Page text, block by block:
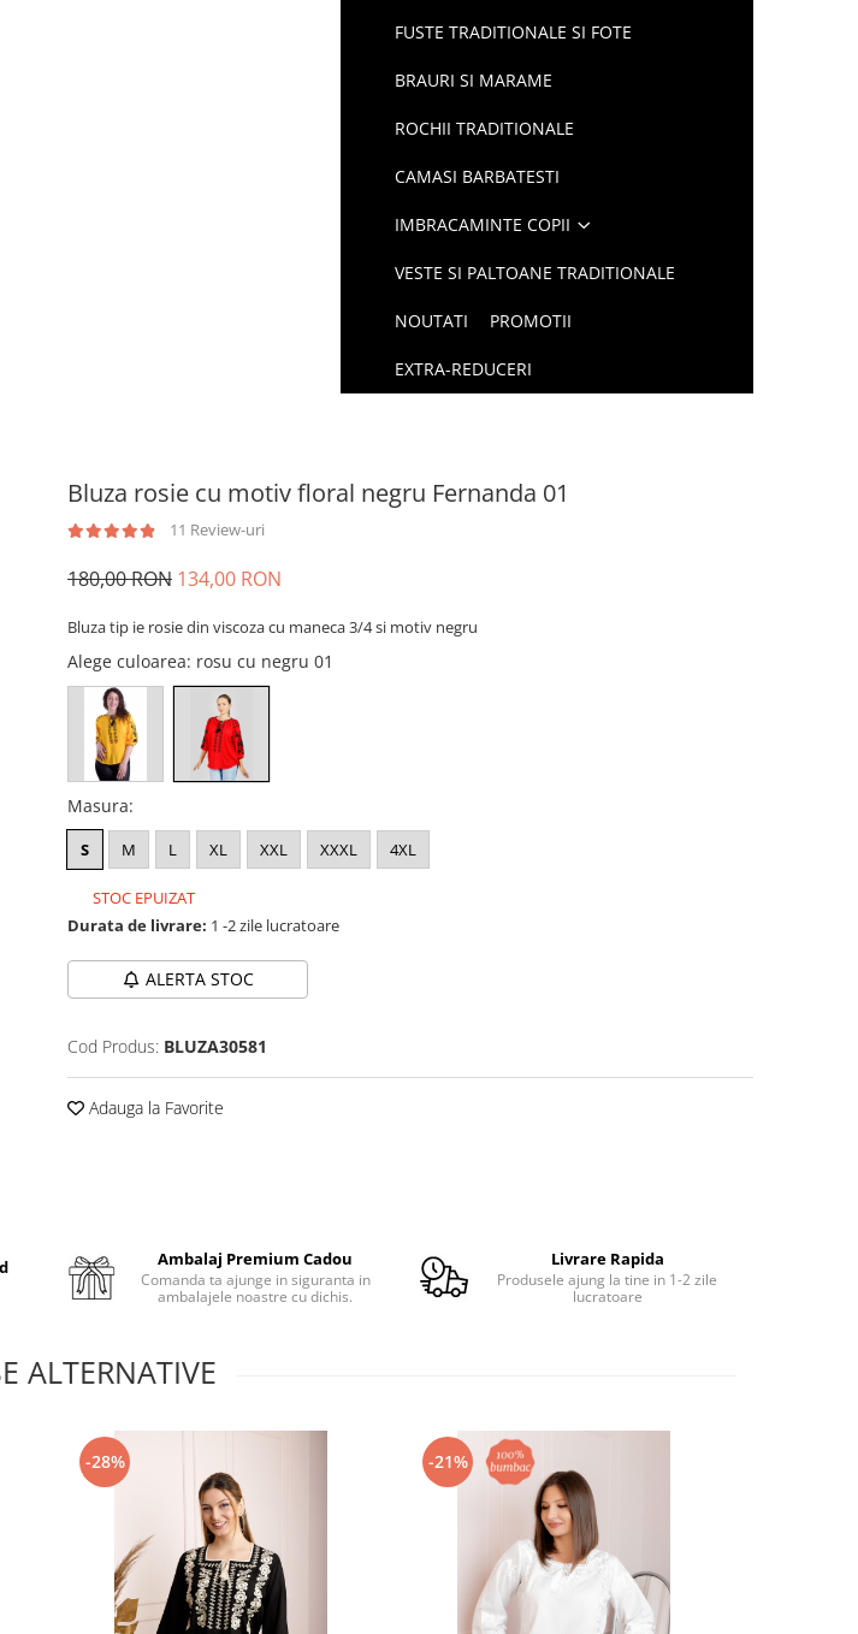
FUSTE TRADITIONALE SI FOTE
BRAURI SI MARAME
ROCHII TRADITIONALE
CAMASI BARBATESTI
IMBRACAMINTE COPII
VESTE SI PALTOANE TRADITIONALE
NOUTATI PROMOTII
EXTRA-REDUCERI
Bluza rosie cu motiv floral negru Fernanda 01
11 Review-uri
180,00 RON 134,00 RON
Bluza tip ie rosie din viscoza cu maneca 3/4 si motiv negru
Alege culoarea: rosu cu negru 01
Masura:
S M L XL XXL XXXL 4XL
STOC EPUIZAT
Durata de livrare: 1 -2 zile lucratoare
ALERTA STOC
Cod Produs: BLUZA30581
Adauga la Favorite
Ambalaj Premium Cadou
Comanda ta ajunge in siguranta in
ambalajele noastre cu dichis.
Livrare Rapida
Produsele ajung la tine in 1-2 zile
lucratoare
ALTERNATIVE
-28% -21%